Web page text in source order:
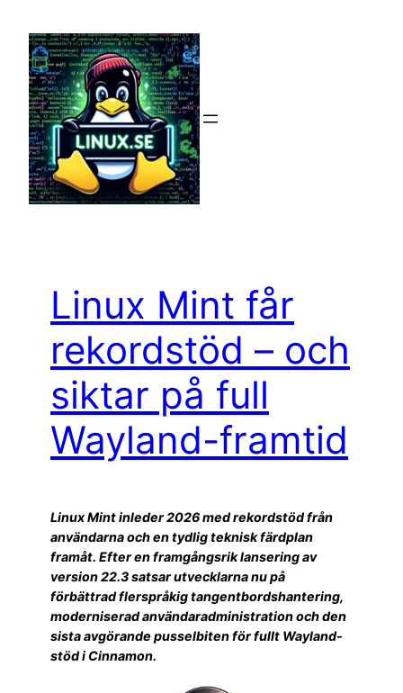
innehåll
Linux Mint får
rekordstöd – och
siktar på full
Wayland-framtid
Linux Mint inleder 2026 med rekordstöd från
användarna och en tydlig teknisk färdplan
framåt. Efter en framgångsrik lansering av
version 22.3 satsar utvecklarna nu på
förbättrad flerspråkig tangentbordshantering,
moderniserad användaradministration och den
sista avgörande pusselbiten för fullt Wayland-
stöd i Cinnamon.